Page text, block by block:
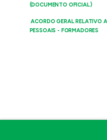
(DOCUMENTO OFICIAL)
ACORDO GERAL RELATIVO
PESSOAIS - FORMADORES